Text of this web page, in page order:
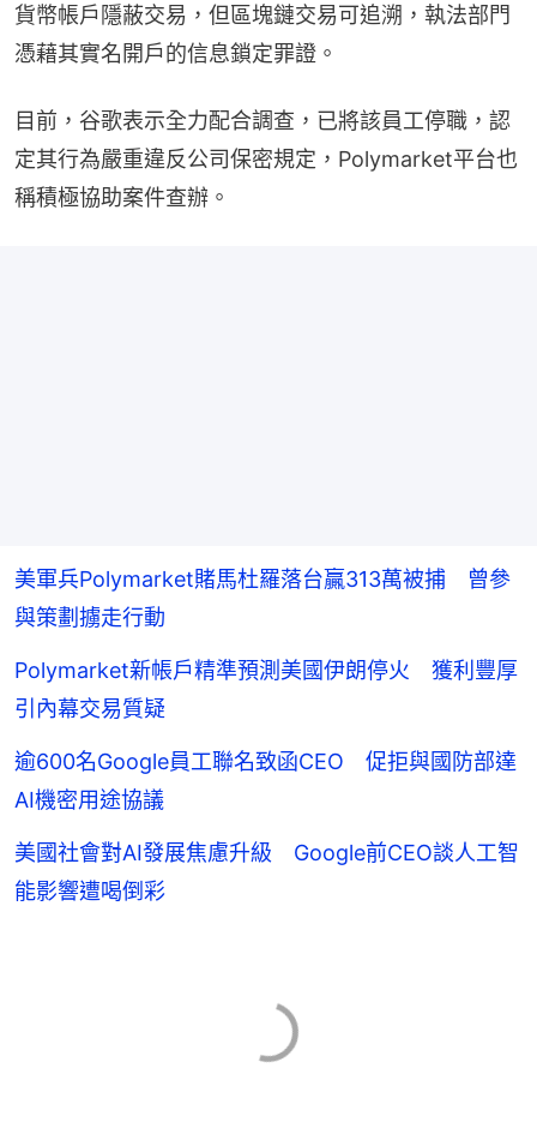
貨幣帳戶隱蔽交易，但區塊鏈交易可追溯，執法部門
憑藉其實名開戶的信息鎖定罪證。
目前，谷歌表示全力配合調查，已將該員工停職，認
定其行為嚴重違反公司保密規定，Polymarket平台也
稱積極協助案件查辦。
美軍兵Polymarket賭馬杜羅落台贏313萬被捕 曾參
與策劃擄走行動
Polymarket新帳戶精準預測美國伊朗停火 獲利豐厚
引內幕交易質疑
逾600名Google員工聯名致函CEO 促拒與國防部達
AI機密用途協議
美國社會對AI發展焦慮升級 Google前CEO談人工智
能影響遭喝倒彩